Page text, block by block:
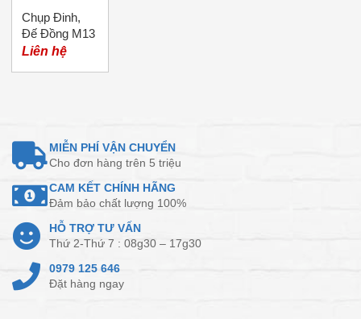
Chụp Đinh,
Đế Đồng M13
Liên hệ
MIỄN PHÍ VẬN CHUYỂN
Cho đơn hàng trên 5 triệu
CAM KẾT CHÍNH HÃNG
Đảm bảo chất lượng 100%
HỖ TRỢ TƯ VẤN
Thứ 2-Thứ 7 : 08g30 – 17g30
0979 125 646
Đặt hàng ngay